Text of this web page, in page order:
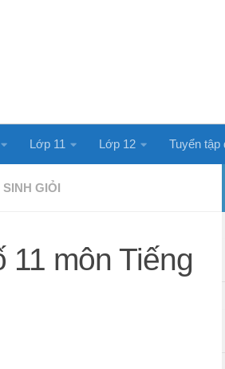
Lớp 11 Lớp 12 Tuyển tập
GIỎI
môn Tiếng